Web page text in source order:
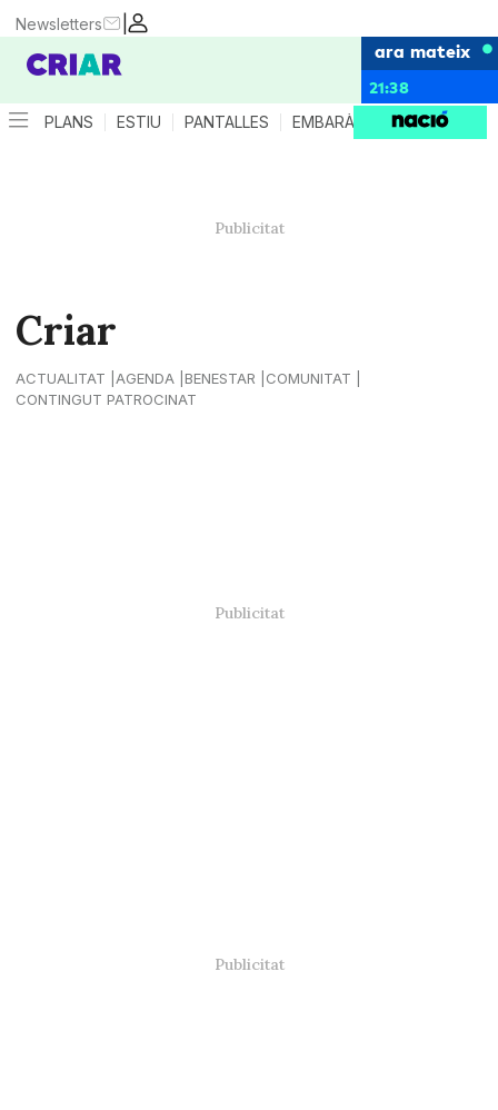
|
Newsletters
ara mateix
21:38
PLANS ESTIU PANTALLES EMBARÀS CRIANÇA
Criar
ACTUALITAT AGENDA BENESTAR
COMUNITAT
CONTINGUT PATROCINAT